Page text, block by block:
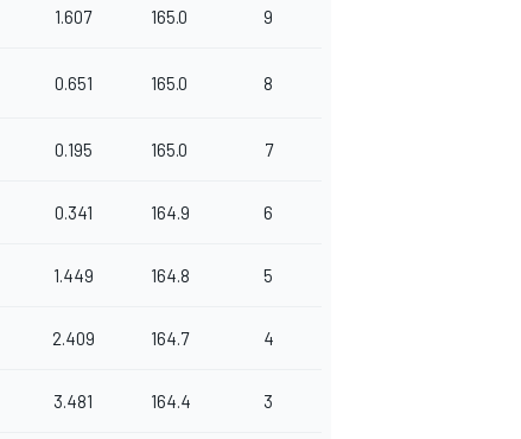
1.607 165.0 9
0.651 165.0 8
0.195 165.0 7
0.341 164.9 6
1.449 164.8 5
2.409 164.7 4
3.481 164.4 3